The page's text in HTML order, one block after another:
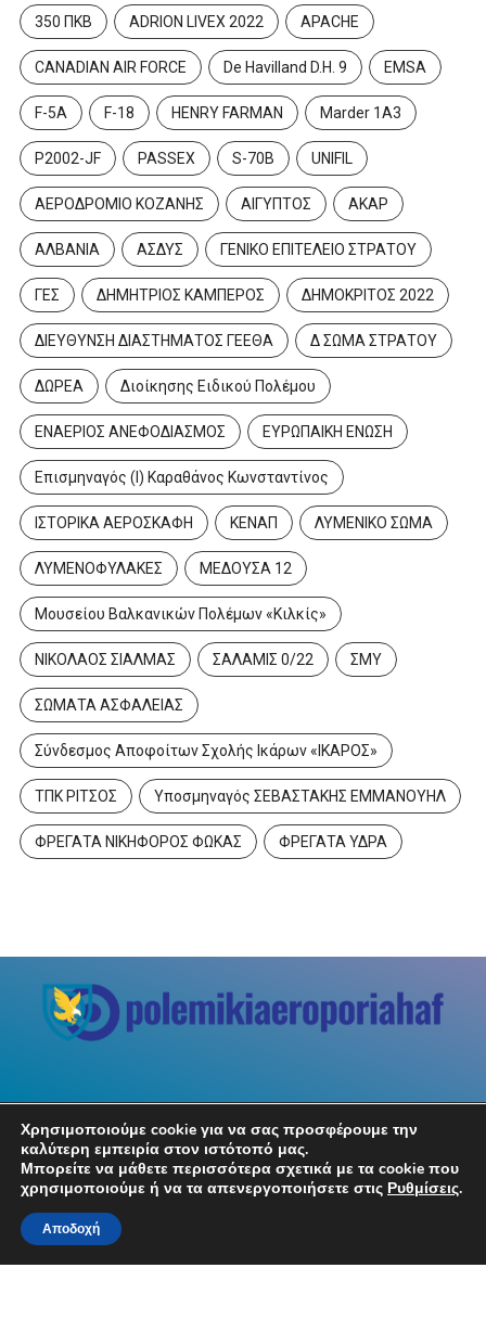
350 ΠΚΒ ADRION LIVEX 2022 APACHE
CANADIAN AIR FORCE De Havilland D.H. 9 EMSA
F-5A F-18 HENRY FARMAN Marder 1A3
P2002-JF PASSEX S-70B UNIFIL
ΑΕΡΟΔΡΟΜΙΟ ΚΟΖΑΝΗΣ ΑΙΓΥΠΤΟΣ ΑΚΑΡ
ΑΛΒΑΝΙΑ ΑΣΔΥΣ ΓΕΝΙΚΟ ΕΠΙΤΕΛΕΙΟ ΣΤΡΑΤΟΥ
ΓΕΣ ΔΗΜΗΤΡΙΟΣ ΚΑΜΠΕΡΟΣ ΔΗΜΟΚΡΙΤΟΣ 2022
ΔΙΕΥΘΥΝΣΗ ΔΙΑΣΤΗΜΑΤΟΣ ΓΕΕΘΑ Δ ΣΩΜΑ ΣΤΡΑΤΟΥ
ΔΩΡΕΑ Διοίκησης Ειδικού Πολέμου
ΕΝΑΕΡΙΟΣ ΑΝΕΦΟΔΙΑΣΜΟΣ ΕΥΡΩΠΑΙΚΗ ΕΝΩΣΗ
Επισμηναγός (Ι) Καραθάνος Κωνσταντίνος
ΙΣΤΟΡΙΚΑ ΑΕΡΟΣΚΑΦΗ ΚΕΝΑΠ ΛΥΜΕΝΙΚΟ ΣΩΜΑ
ΛΥΜΕΝΟΦΥΛΑΚΕΣ ΜΕΔΟΥΣΑ 12
Μουσείου Βαλκανικών Πολέμων «Κιλκίς»
ΝΙΚΟΛΑΟΣ ΣΙΑΛΜΑΣ ΣΑΛΑΜΙΣ 0/22 ΣΜΥ
ΣΩΜΑΤΑ ΑΣΦΑΛΕΙΑΣ
Σύνδεσμος Αποφοίτων Σχολής Ικάρων «ΙΚΑΡΟΣ»
ΤΠΚ ΡΙΤΣΟΣ Υποσμηναγός ΣΕΒΑΣΤΑΚΗΣ ΕΜΜΑΝΟΥΗΛ
ΦΡΕΓΑΤΑ ΝΙΚΗΦΟΡΟΣ ΦΩΚΑΣ ΦΡΕΓΑΤΑ ΥΔΡΑ
Σχετικά με εμάς
Ειδήσεις για την ελληνική πολεμική αεροπορία,
Χρησιμοποιούμε cookie για να σας προσφέρουμε την
καλύτερη εμπειρία στον ιστότοπό μας.
Μπορείτε να μάθετε περισσότερα σχετικά με τα cookie που
χρησιμοποιούμε ή να τα απενεργοποιήσετε στις Ρυθμίσεις.
Αποδοχή